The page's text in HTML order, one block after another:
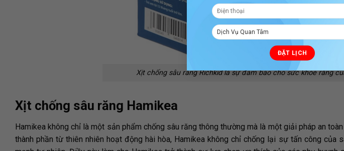
Xịt chống sâu răng Richkid là sự đảm bảo cho sức khỏe răng
Xịt chống sâu răng Hamikea
Hamikea không chỉ là một sản phẩm chống sâu răng thông thường mà là một giải pháp an
thành phần từ thiên nhiên hoạt động hài hòa, Hamikea không chỉ chống lại sự tấn công của